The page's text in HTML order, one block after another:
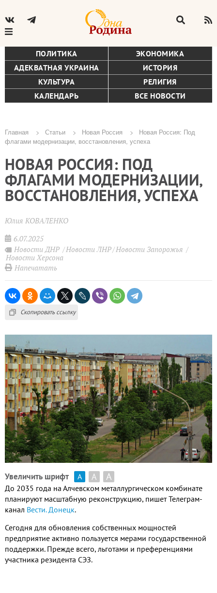
ПОЛИТИКА
ЭКОНОМИКА
АДЕКВАТНАЯ УКРАИНА
ИСТОРИЯ
КУЛЬТУРА
РЕЛИГИЯ
КАЛЕНДАРЬ
ВСЕ НОВОСТИ
Строка
навигации
Главная Статьи Новая Россия
Новая Россия: Под
флагами модернизации, восстановления, успеха
НОВАЯ РОССИЯ: ПОД
ФЛАГАМИ МОДЕРНИЗАЦИИ,
ВОССТАНОВЛЕНИЯ, УСПЕХА
Юлия КОВАЛЕНКО
6.07.2025
Новости ДНР
Новости ЛНР Новости Запорожья
Новости Херсона
Напечатать
Скопировать ссылку
Увеличить шрифт А А А
До 2035 года на Алчевском металлургическом комбинате
планируют масштабную реконструкцию, пишет Телеграм-
канал Вести. Донецк.
Сегодня для обновления собственных мощностей
предприятие активно пользуется мерами государственной
поддержки. Прежде всего, льготами и преференциями
участника резидента СЭЗ.